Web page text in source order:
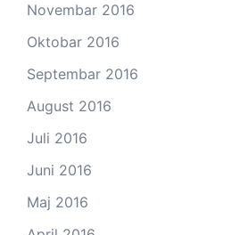
Novembar 2016
Oktobar 2016
Septembar 2016
August 2016
Juli 2016
Juni 2016
Maj 2016